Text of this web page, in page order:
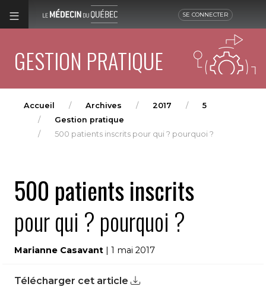
SE CONNECTER
GESTION PRATIQUE
Accueil Archives 2017
5
Gestion pratique
500 patients inscrits pour qui ? pourquoi ?
500 patients inscrits
pour qui ? pourquoi ?
Marianne Casavant | 1 mai 2017
Télécharger cet article